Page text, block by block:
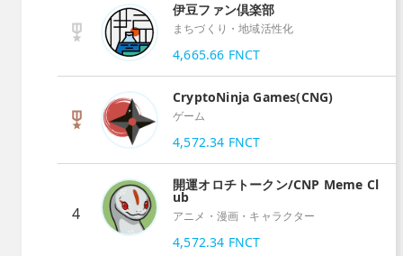
伊豆ファン倶楽部
まちづくり・地域活性化
4,665.66 FNCT
CryptoNinja Games(CNG)
ゲーム
4,572.34 FNCT
4
開運オロチトークン/CNP Meme Cl
ub
アニメ・漫画・キャラクター
4,572.34 FNCT